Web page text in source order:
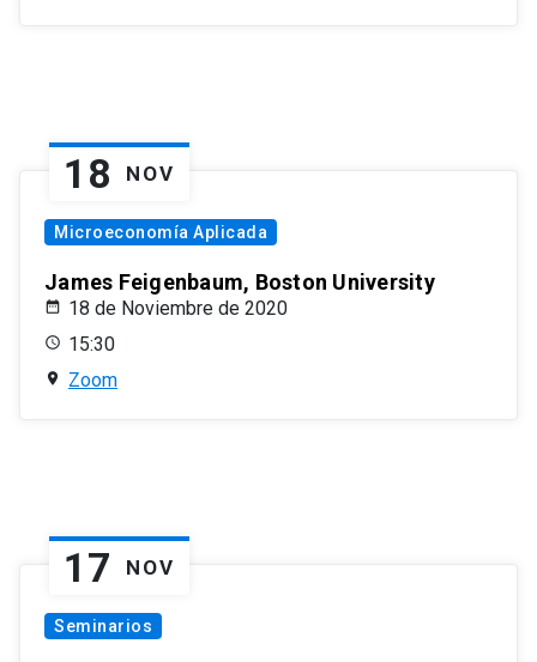
18 NOV
Microeconomía Aplicada
James Feigenbaum, Boston University
18 de Noviembre de 2020
15:30
Zoom
17 NOV
Seminarios